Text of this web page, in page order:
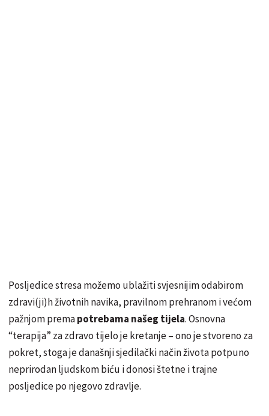
Posljedice stresa možemo ublažiti svjesnijim odabirom
zdravi(ji)h životnih navika, pravilnom prehranom i većom
pažnjom premapotrebama našeg tijela. Osnovna
“terapija” za zdravo tijelo je kretanje – ono je stvoreno za
pokret, stoga je današnji sjedilački način života potpuno
neprirodan ljudskom biću i donosi štetne i trajne
posljedice po njegovo zdravlje.